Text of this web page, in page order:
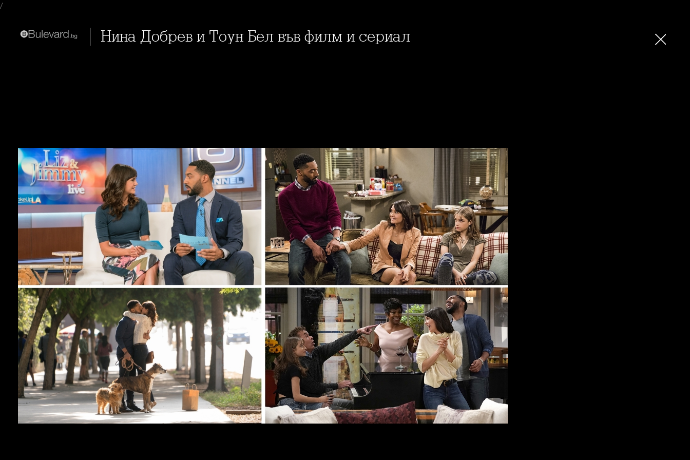
/
Нина Добрев и Тоун Бел във филм и сериал